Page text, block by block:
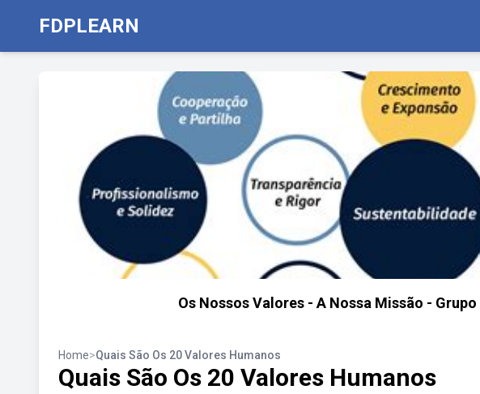
FDPLEARN
Os Nossos Valores - A Nossa Missão -
Home>Quais São Os 20 Valores Humanos
Quais São Os 20 Valores Humanos